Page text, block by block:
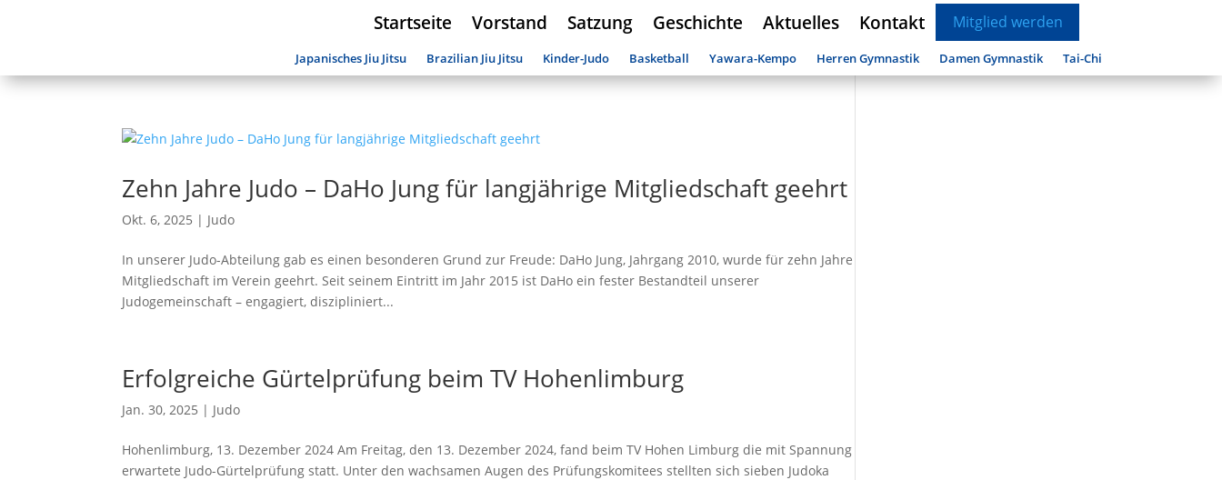
Startseite Vorstand Satzung Geschichte Aktuelles Kontakt Mitglied werden
Japanisches Jiu Jitsu Brazilian Jiu Jitsu Kinder-Judo Basketball Yawara-Kempo Herren Gymnastik Damen Gymnastik Tai-Chi
Zehn Jahre Judo – DaHo Jung für langjährige Mitgliedschaft geehrt
Okt. 6, 2025 | Judo
In unserer Judo-Abteilung gab es einen besonderen Grund zur Freude: DaHo Jung, Jahrgang 2010, wurde für zehn Jahre
Mitgliedschaft im Verein geehrt. Seit seinem Eintritt im Jahr 2015 ist DaHo ein fester Bestandteil unserer
Judogemeinschaft – engagiert, diszipliniert...
Erfolgreiche Gürtelprüfung beim TV Hohenlimburg
Jan. 30, 2025 | Judo
Hohenlimburg, 13. Dezember 2024 Am Freitag, den 13. Dezember 2024, fand beim TV Hohen Limburg die mit Spannung
erwartete Judo-Gürtelprüfung statt. Unter den wachsamen Augen des Prüfungskomitees stellten sich sieben Judoka